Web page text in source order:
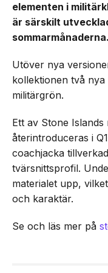
elementen i
är särskilt
sommarmånaderna.
Utöver nya
kollektionen två
militärgrön.
Ett av Stone Islands
återintroduceras i
coachjacka
tvärsnittsprofil.
materialet upp,
och karaktär.
Se och läs mer på